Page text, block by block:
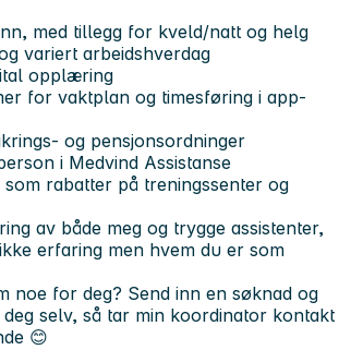
med tillegg for kveld/natt og helg
variert arbeidshverdag
opplæring
for vaktplan og timesføring i app-
og pensjonsordninger
i Medvind Assistanse
som rabatter på treningssenter og
av både meg og trygge assistenter,
erfaring men hvem du er som
noe for deg? Send inn en søknad og
selv, så tar min koordinator kontakt
😊